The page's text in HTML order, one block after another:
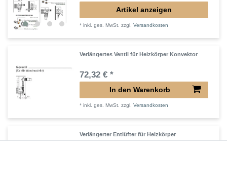
Artikel anzeigen
*inkl. ges. MwSt. zzgl.Versandkosten
Verlängertes Ventil für Heizkörper Konvektor
72,32 € *
In den Warenkorb
*inkl. ges. MwSt. zzgl.Versandkosten
Verlängerter Entlüfter für Heizkörper